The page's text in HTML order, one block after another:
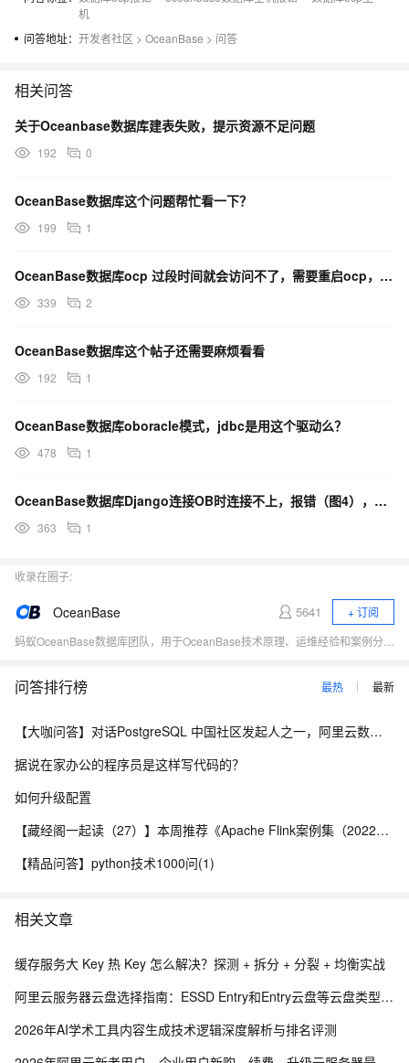
com.oceanbase.ocp.executor.executor.SshExecutor.removeFile
at
com.oceanbase.ocp.service.compute.AgentInstallationTaskSer
vice.removeAgentFiles(AgentInstallationTaskService.java:151)
com.oceanbase.ocp.service.compute.AgentInstallationTaskSer
Proxy.java:218)
at
hod(CglibAopProxy.java:386)
at
00(CglibAopProxy.java:85)
at
AdvisedInterceptor.intercept(CglibAopProxy.java:704)
at
vice$$EnhancerBySpringCGLIB$$78433552.removeAgentFiles
at
com.oceanbase.ocp.service.task.business.host.UninstallLegac
at
er.execute(JavaSubtaskRunner.java:64)
at
at
com.oceanbase.ocp.core.task.engine.runner.JavaSubtaskRunn
com.oceanbase.ocp.core.task.engine.runner.RunnerFactory.do
com.oceanbase.ocp.core.task.engine.coordinator.worker.subta
sk.SubtaskExecutor.doRun(SubtaskExecutor.java:203)
机
问答地址： 开发者社区 > OceanBase > 问答
相关问答
关于Oceanbase数据库建表失败，提示资源不足问题
192 0
OceanBase数据库这个问题帮忙看一下？
199 1
OceanBase数据库ocp 过段时间就会访问不了，需要重启ocp，需要哪些日志文件？
339 2
OceanBase数据库这个帖子还需要麻烦看看
192 1
OceanBase数据库oboracle模式，jdbc是用这个驱动么？
478 1
OceanBase数据库Django连接OB时连接不上，报错（图4），这个有什么解决方法吗？
363 1
收录在圈子:
OceanBase 5641
+ 订阅
问答排行榜 最热 最新
【大咖问答】对话PostgreSQL 中国社区发起人之一，阿里云数据库高级专家 德哥
据说在家办公的程序员是这样写代码的？
如何升级配置
【藏经阁一起读（27）】本周推荐《Apache Flink案例集（2022版）》，你有哪些心得？
【精品问答】python技术1000问(1)
相关文章
缓存服务大 Key 热 Key 怎么解决？探测 + 拆分 + 分裂 + 均衡实战
阿里云服务器云盘选择指南：ESSD Entry和Entry云盘等云盘类型、区别与选择策略
2026年AI学术工具内容生成技术逻辑深度解析与排名评测